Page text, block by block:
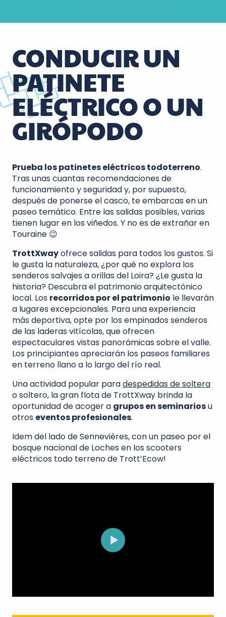
CONDUCIR UN
PATINETE
ELÉCTRICO O UN
GIRÓPODO
Prueba los patinetes eléctricos todoterreno.
Tras unas cuantas recomendaciones de
funcionamiento y seguridad y, por supuesto,
después de ponerse el casco, te embarcas en un
paseo temático. Entre las salidas posibles, varias
tienen lugar en los viñedos. Y no es de extrañar en
Touraine 😉
TrottXwayofrece salidas para todos los gustos. Si
le gusta la naturaleza, ¿por qué no explora los
senderos salvajes a orillas del Loira? ¿Le gusta la
historia? Descubra el patrimonio arquitectónico
local. Los recorridos por el patrimonio le llevarán
a lugares excepcionales. Para una experiencia
más deportiva, opte por los empinados senderos
de las laderas vitícolas, que ofrecen
espectaculares vistas panorámicas sobre el valle.
Los principiantes apreciarán los paseos familiares
en terreno llano a lo largo del río real.
Una actividad popular paradespedidas de soltera
o soltero, la gran flota de TrottXway brinda la
oportunidad de acoger a grupos en seminariosu
otros eventos profesionales.
Idem del lado de Sennevières, con un paseo por el
bosque nacional de Loches en los scooters
eléctricos todo terreno de Trott’Ecow!